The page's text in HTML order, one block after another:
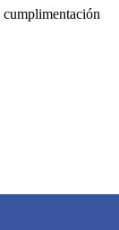
cumplimentación